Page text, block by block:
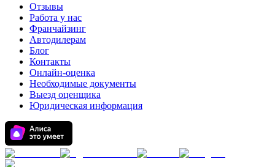
Отзывы
Работа у нас
Франчайзинг
Автодилерам
Блог
Контакты
Онлайн-оценка
Необходимые документы
Выезд оценщика
Юридическая информация